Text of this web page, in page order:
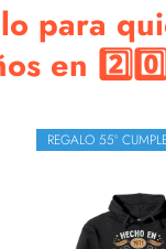
para
en
REGALO 55º